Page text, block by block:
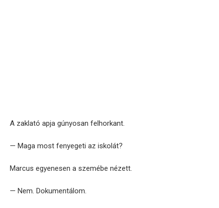
A zaklató apja gúnyosan felhorkant.
— Maga most fenyegeti az iskolát?
Marcus egyenesen a szemébe nézett.
— Nem. Dokumentálom.